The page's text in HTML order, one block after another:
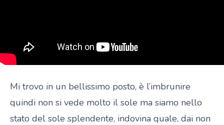
Mi trovo in un bellissimo posto, è l’imbrunire
quindi non si vede molto il sole ma siamo nello
stato del sole splendente, indovina quale, dai non